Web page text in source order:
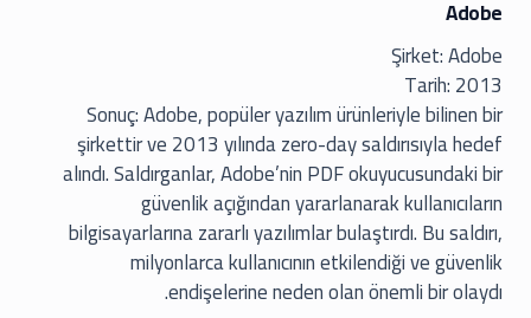
Adobe
Şirket: Adobe
Tarih: 2013
Sonuç: Adobe, popüler yazılım ürünleriyle bilinen bir
şirkettir ve 2013 yılında zero-day saldırısıyla hedef
alındı. Saldırganlar, Adobe’nin PDF okuyucusundaki bir
güvenlik açığından yararlanarak kullanıcıların
bilgisayarlarına zararlı yazılımlar bulaştırdı. Bu saldırı,
milyonlarca kullanıcının etkilendiği ve güvenlik
endişelerine neden olan önemli bir olaydı.